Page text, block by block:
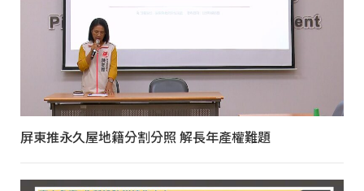
屏東推永久屋地籍分割分照 解長年產權難題